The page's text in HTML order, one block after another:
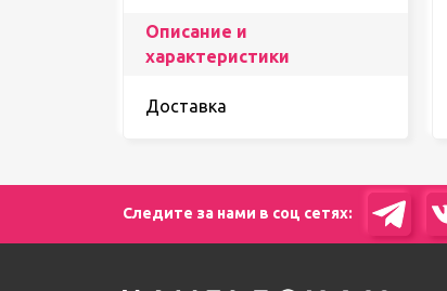
Описание и
характеристики
Доставка
Следите за нами в соц сетях: